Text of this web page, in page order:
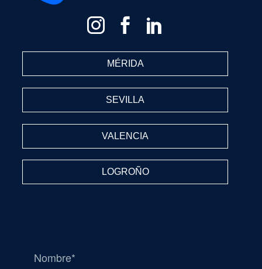
MÉRIDA
SEVILLA
VALENCIA
LOGROÑO